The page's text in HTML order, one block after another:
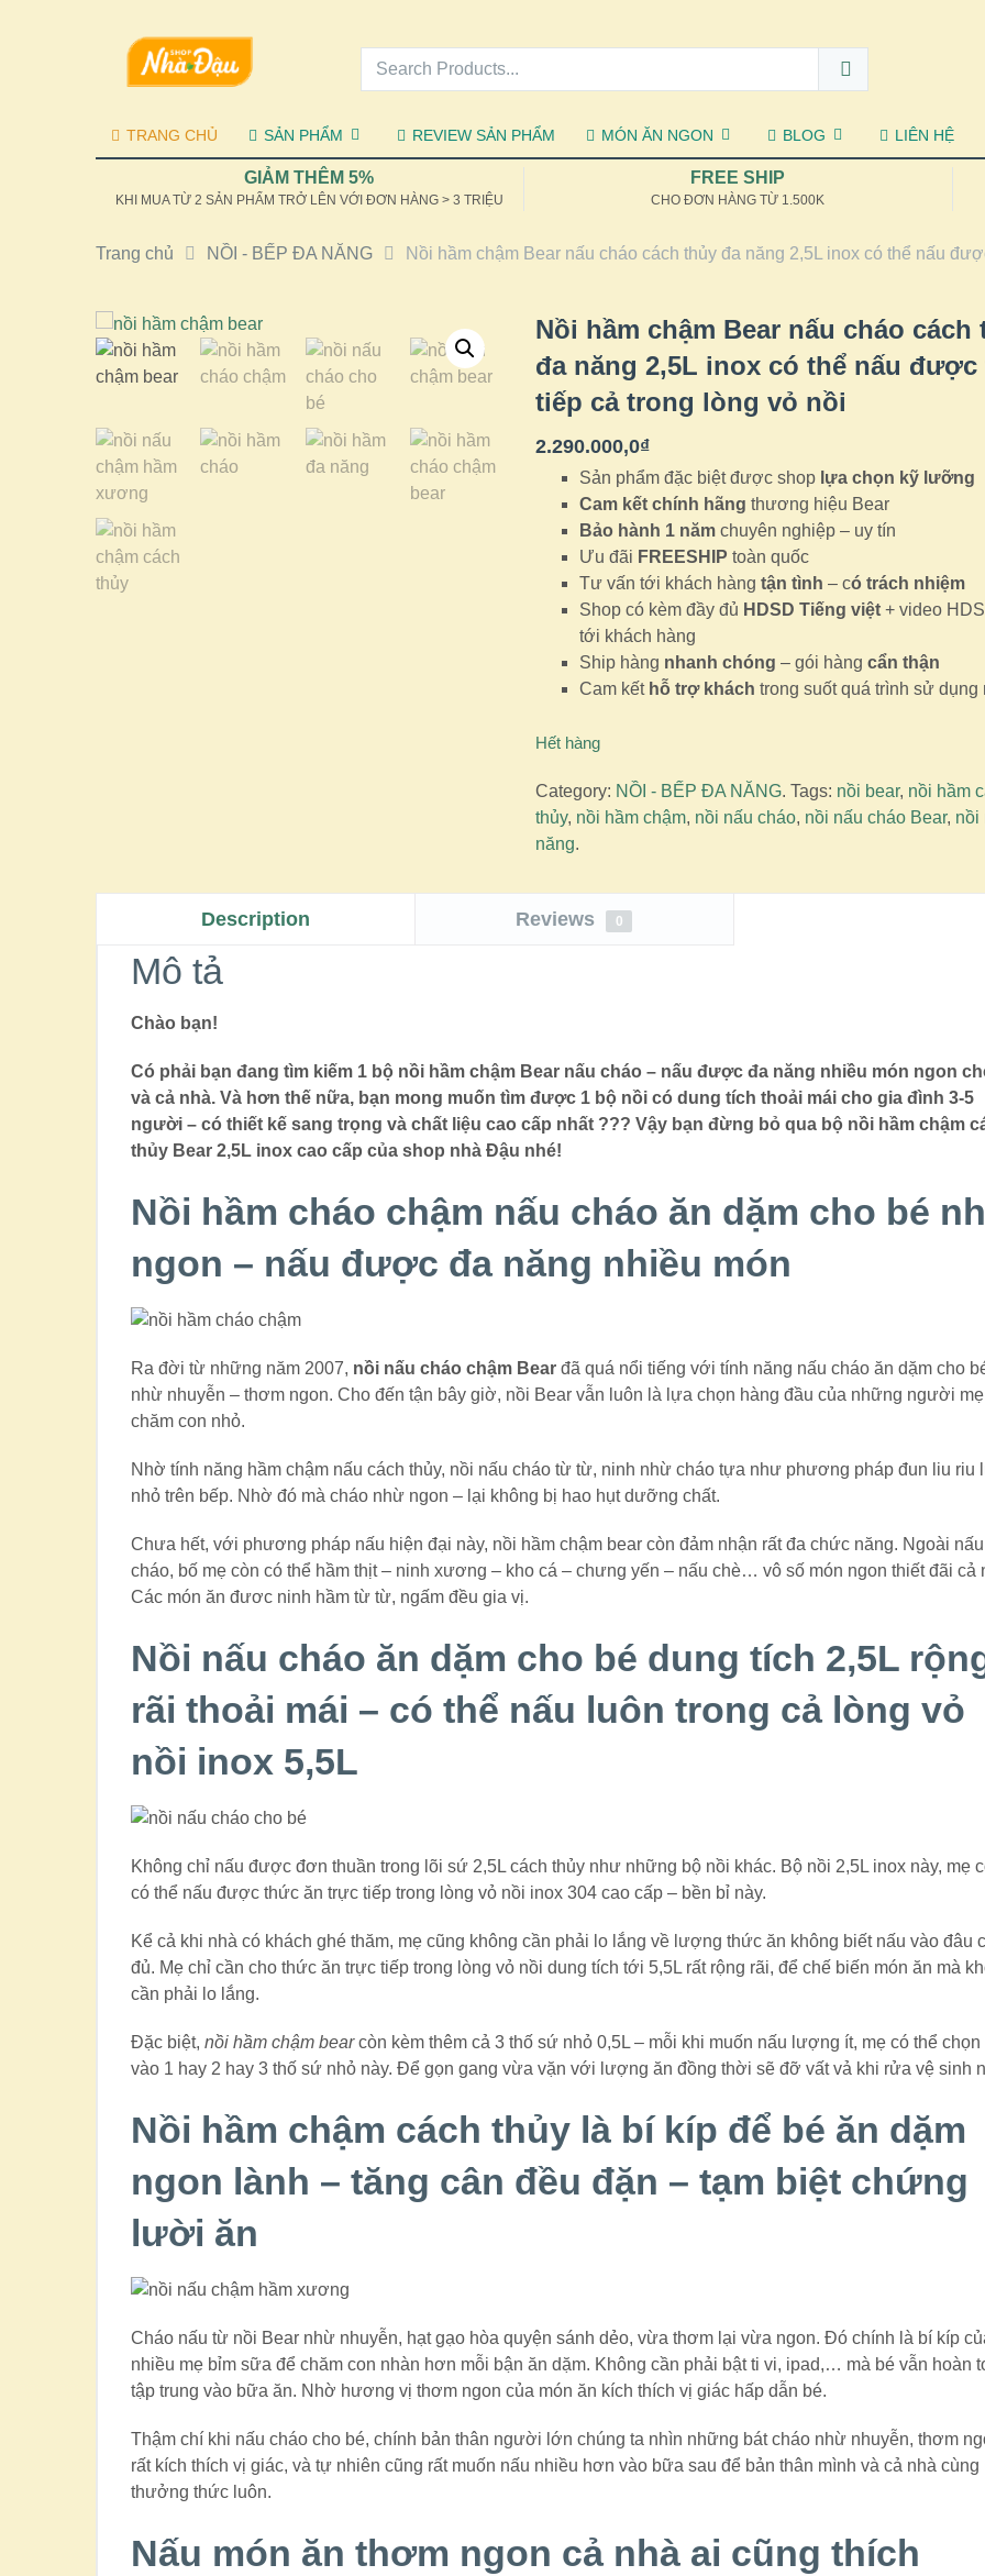
TRANG CHỦ SẢN PHẨM REVIEW SẢN PHẨM MÓN ĂN NGON BLOG LIÊN HỆ
GIẢM THÊM 5%
KHI MUA TỪ 2 SẢN PHẨM TRỞ LÊN VỚI ĐƠN HÀNG > 3 TRIỆU
FREE SHIP
CHO ĐƠN HÀNG TỪ 1.500K
Trang chủ NỒI - BẾP ĐA NĂNG Nồi hầm chậm Bear nấu cháo cách thủy đa năng 2,5L inox có thể nấu
Nồi hầm chậm Bear nấu cháo cách
đa năng 2,5L inox có thể nấu
tiếp cả trong lòng vỏ nồi
2.290.000,0₫
Sản phẩm đặc biệt được shoplựa chọn kỹ lưỡng
Cam kết chính hãng thương hiệu Bear
Bảo hành 1 nămchuyên nghiệp – uy tín
Ưu đãi FREESHIP toàn quốc
Tư vấn tới khách hàng tận tình – có trách nhiệm
Shop có kèm đầy đủ HDSD Tiếng việt+ video
tới khách hàng
Ship hàng nhanh chóng – gói hàng cẩn thận
Cam kết hỗ trợ khách trong suốt quá trình sử dụng
Hết hàng
Category: NỒI - BẾP ĐA NĂNG. Tags: nồi bear, nồi hầm
thủy, nồi hầm chậm, nồi nấu cháo, nồi nấu cháo Bear, nồi
năng.
Description Reviews 0
Mô tả
Chào bạn!
Có phải bạn đang tìm kiếm 1 bộ nồi hầm chậm Bear nấu cháo – nấu được đa năng nhiều món ngon
và cả nhà. Và hơn thế nữa, bạn mong muốn tìm được 1 bộ nồi có dung tích thoải mái cho gia đình 3-5
người – có thiết kế sang trọng và chất liệu cao cấp nhất ??? Vậy bạn đừng bỏ qua bộ nồi hầm chậm
thủy Bear 2,5L inox cao cấp của shop nhà Đậu nhé!
Nồi hầm cháo chậm nấu cháo ăn dặm cho bé
ngon – nấu được đa năng nhiều món
Ra đời từ những năm 2007, nồi nấu cháo chậm Bear đã quá nổi tiếng với tính năng nấu cháo ăn dặm cho
nhừ nhuyễn – thơm ngon. Cho đến tận bây giờ, nồi Bear vẫn luôn là lựa chọn hàng đầu của những người mẹ
chăm con nhỏ.
Nhờ tính năng hầm chậm nấu cách thủy, nồi nấu cháo từ từ, ninh nhừ cháo tựa như phương pháp đun liu riu
nhỏ trên bếp. Nhờ đó mà cháo nhừ ngon – lại không bị hao hụt dưỡng chất.
Chưa hết, với phương pháp nấu hiện đại này, nồi hầm chậm bear còn đảm nhận rất đa chức năng. Ngoài nấu
cháo, bố mẹ còn có thể hầm thịt – ninh xương – kho cá – chưng yến – nấu chè… vô số món ngon thiết đãi cả
Các món ăn đươc ninh hầm từ từ, ngấm đều gia vị.
Nồi nấu cháo ăn dặm cho bé dung tích 2,5L
rãi thoải mái – có thể nấu luôn trong cả lòng vỏ
nồi inox 5,5L
Không chỉ nấu được đơn thuần trong lõi sứ 2,5L cách thủy như những bộ nồi khác. Bộ nồi 2,5L inox này, mẹ
có thể nấu được thức ăn trực tiếp trong lòng vỏ nồi inox 304 cao cấp – bền bỉ này.
Kể cả khi nhà có khách ghé thăm, mẹ cũng không cần phải lo lắng về lượng thức ăn không biết nấu vào đâu
đủ. Mẹ chỉ cần cho thức ăn trực tiếp trong lòng vỏ nồi dung tích tới 5,5L rất rộng rãi, để chế biến món ăn mà
cần phải lo lắng.
Đặc biệt,nồi hầm chậm bearcòn kèm thêm cả 3 thố sứ nhỏ 0,5L – mỗi khi muốn nấu lượng ít, mẹ có thể chọn
vào 1 hay 2 hay 3 thố sứ nhỏ này. Để gọn gang vừa vặn với lượng ăn đồng thời sẽ đỡ vất vả khi rửa vệ sinh
Nồi hầm chậm cách thủy là bí kíp để bé ăn dặm
ngon lành – tăng cân đều đặn – tạm biệt chứng
lười ăn
Cháo nấu từ nồi Bear nhừ nhuyễn, hạt gạo hòa quyện sánh dẻo, vừa thơm lại vừa ngon. Đó chính là bí kíp
nhiều mẹ bỉm sữa để chăm con nhàn hơn mỗi bận ăn dặm. Không cần phải bật ti vi, ipad,… mà bé vẫn hoàn
tập trung vào bữa ăn. Nhờ hương vị thơm ngon của món ăn kích thích vị giác hấp dẫn bé.
Thậm chí khi nấu cháo cho bé, chính bản thân người lớn chúng ta nhìn những bát cháo nhừ nhuyễn, thơm
rất kích thích vị giác, và tự nhiên cũng rất muốn nấu nhiều hơn vào bữa sau để bản thân mình và cả nhà cùng
thưởng thức luôn.
Nấu món ăn thơm ngon cả nhà ai cũng thích